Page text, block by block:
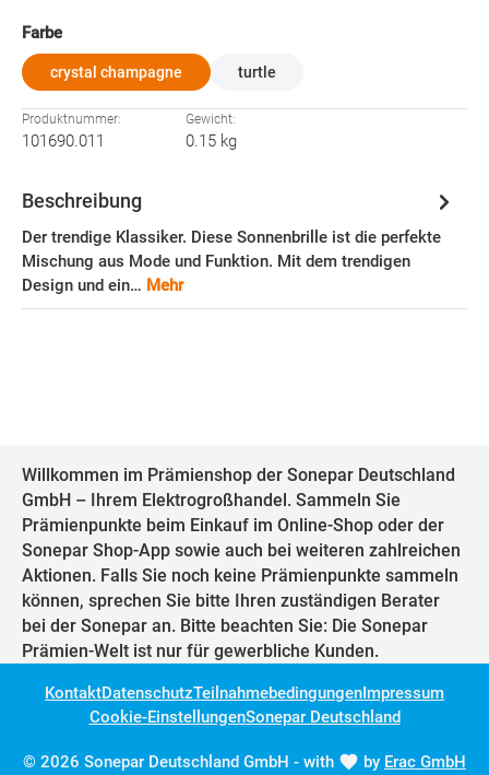
Farbeauswählen
crystal champagne turtle
Produktnummer:
101690.011
Gewicht:
0.15 kg
Beschreibung
Der trendige Klassiker. Diese Sonnenbrille ist die perfekte
Mischung aus Mode und Funktion. Mit dem trendigen
Design und ein… Mehr
Willkommen im Prämienshop der Sonepar Deutschland
GmbH – Ihrem Elektrogroßhandel. Sammeln Sie
Prämienpunkte beim Einkauf im Online-Shop oder der
Sonepar Shop-App sowie auch bei weiteren zahlreichen
Aktionen. Falls Sie noch keine Prämienpunkte sammeln
können, sprechen Sie bitte Ihren zuständigen Berater
bei der Sonepar an. Bitte beachten Sie: Die Sonepar
Prämien-Welt ist nur für gewerbliche Kunden.
© 2026 Sonepar Deutschland GmbH - with by Erac GmbH
KontaktDatenschutzTeilnahmebedingungenImpressum
Cookie-EinstellungenSonepar Deutschland